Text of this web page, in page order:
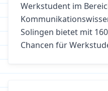
Werkstudent im
Solingen bietet mit
Chancen für